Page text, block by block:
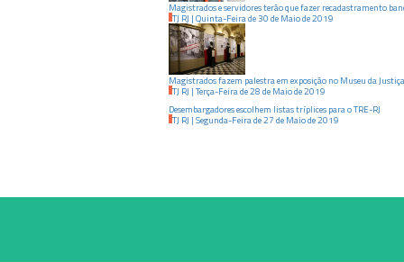
Magistrados e servidores terão que fazer recadastramento
TJ RJ | Quinta-Feirade30 de Maiode2019
Magistrados fazem palestra em exposição no Museu da Justiça
TJ RJ | Terça-Feirade28 de Maiode2019
Desembargadores escolhem listas tríplices para o TRE-RJ
TJ RJ | Segunda-Feirade27 de Maiode2019